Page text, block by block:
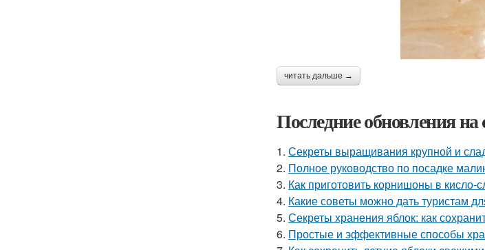
читать дальше →
Последние обновления на
1. Секреты выращивания крупной и
2. Полное руководство по посадке
3. Как приготовить корнишоны в
4. Какие советы можно дать туристам
5. Секреты хранения яблок: как
6. Простые и эффективные способы